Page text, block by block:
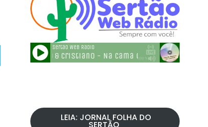
LEIA: JORNAL FOLHA DO